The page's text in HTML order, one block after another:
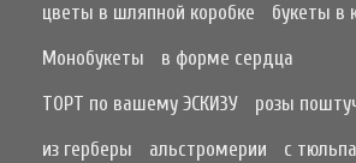
цветы в шляпной коробке
букеты в
Монобукеты
в форме сердца
ТОРТ по вашему ЭСКИЗУ
розы
из герберы
альстромерии
с